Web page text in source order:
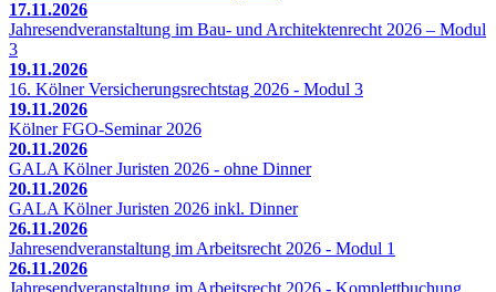
17.11.2026
Jahresendveranstaltung im Bau- und Architektenrecht 2026 – Modul
3
19.11.2026
16. Kölner Versicherungsrechtstag 2026 - Modul 3
19.11.2026
Kölner FGO-Seminar 2026
20.11.2026
GALA Kölner Juristen 2026 - ohne Dinner
20.11.2026
GALA Kölner Juristen 2026 inkl. Dinner
26.11.2026
Jahresendveranstaltung im Arbeitsrecht 2026 - Modul 1
26.11.2026
Jahresendveranstaltung im Arbeitsrecht 2026 - Komplettbuchung